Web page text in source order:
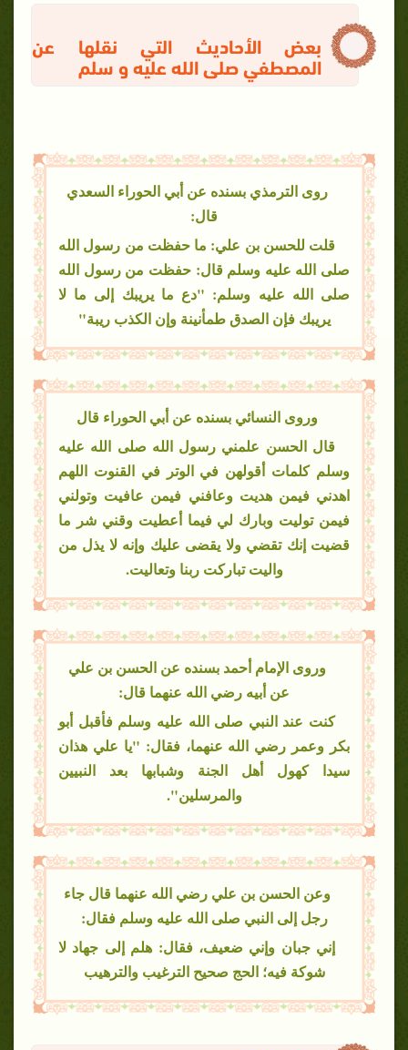
بعض الأحاديث التي نقلها عن
المصطفي صلى الله عليه و سلم
روى الترمذي بسنده عن أبي الحوراء السعدي
قال:
قلت للحسن بن علي: ما حفظت من رسول الله
صلى الله عليه وسلم قال: حفظت من رسول الله
صلى الله عليه وسلم: "دع ما يريبك إلى ما لا
يريبك فإن الصدق طمأنينة وإن الكذب ريبة"
وروى النسائي بسنده عن أبي الحوراء قال
قال الحسن علمني رسول الله صلى الله عليه
وسلم كلمات أقولهن في الوتر في القنوت اللهم
اهدني فيمن هديت وعافني فيمن عافيت وتولني
فيمن توليت وبارك لي فيما أعطيت وقني شر ما
قضيت إنك تقضي ولا يقضى عليك وإنه لا يذل من
واليت تباركت ربنا وتعاليت.
وروى الإمام أحمد بسنده عن الحسن بن علي
عن أبيه رضي الله عنهما قال:
كنت عند النبي صلى الله عليه وسلم فأقبل أبو
بكر وعمر رضي الله عنهما، فقال: "يا علي هذان
سيدا كهول أهل الجنة وشبابها بعد النبيين
والمرسلين".
وعن الحسن بن علي رضي الله عنهما قال جاء
رجل إلى النبي صلى الله عليه وسلم فقال:
إني جبان وإني ضعيف، فقال: هلم إلى جهاد لا
شوكة فيه؛ الحج صحيح الترغيب والترهيب